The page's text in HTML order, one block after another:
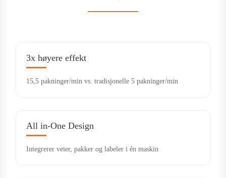
3x høyere effekt
15,5 pakninger/min vs. tradisjonelle 5 pakninger/min
All in-One Design
Integrerer veier, pakker og labeler i én maskin